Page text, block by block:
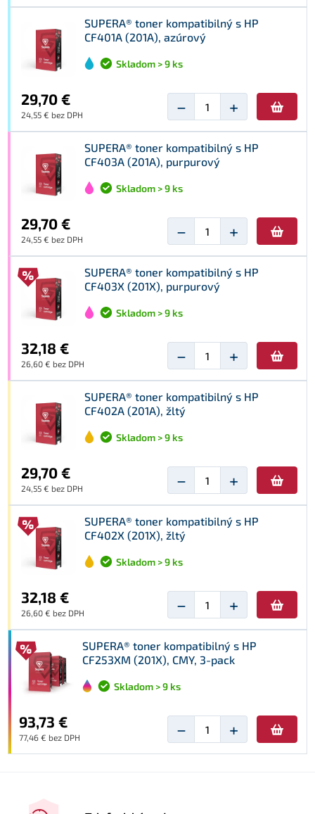
SUPERA® toner kompatibilný s HP
CF401A (201A), azúrový
Skladom > 9 ks
29,70 €
24,55 € bez DPH − +
SUPERA® toner kompatibilný s HP
CF403A (201A), purpurový
Skladom > 9 ks
29,70 €
24,55 € bez DPH − +
SUPERA® toner kompatibilný s HP
CF403X (201X), purpurový
Skladom > 9 ks
32,18 €
26,60 € bez DPH − +
SUPERA® toner kompatibilný s HP
CF402A (201A), žltý
Skladom > 9 ks
29,70 €
24,55 € bez DPH − +
SUPERA® toner kompatibilný s HP
CF402X (201X), žltý
Skladom > 9 ks
32,18 €
26,60 € bez DPH − +
SUPERA® toner kompatibilný s HP
CF253XM (201X), CMY, 3-pack
Skladom > 9 ks
93,73 €
77,46 € bez DPH − +